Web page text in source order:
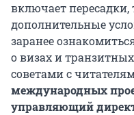
включает пересадки,
дополнительные
заранее
о визах и
советами с
международных
управляющий